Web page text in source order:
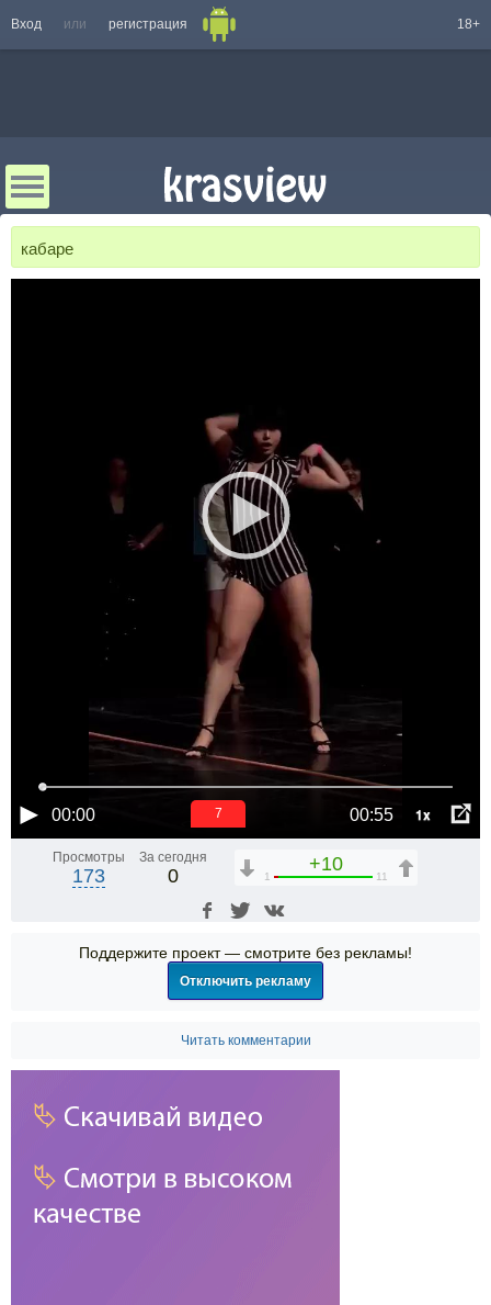
Вход или регистрация 18+
кабаре
00:00 00:55 1x
6
Просмотры
173
За сегодня
0
+10
1 11
Поддержите проект — смотрите без рекламы!
Отключить рекламу
Читать комментарии